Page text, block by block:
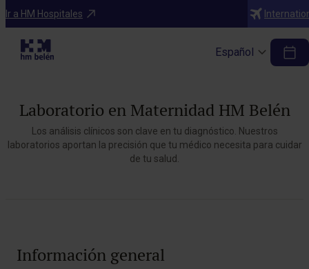
Ir a HM Hospitales
Español
Laboratorio en Maternidad HM Belén
Los análisis clínicos son clave en tu diagnóstico. Nuestros
laboratorios aportan la precisión que tu médico necesita para cuidar
de tu salud.
Información general